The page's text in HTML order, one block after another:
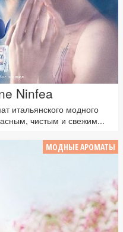
Ninfea
итальянского модного
чистым и свежим...
МОДНЫЕ АРОМАТЫ